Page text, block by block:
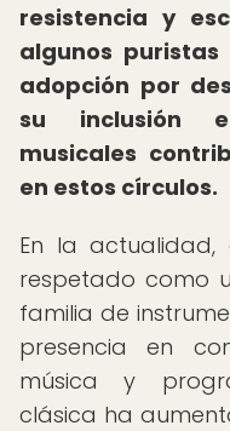
resistencia y
algunos
adopción por
su inclusión
musicales
en estos círculos.
En la
respetado como
familia de
presencia en
música y
clásica ha